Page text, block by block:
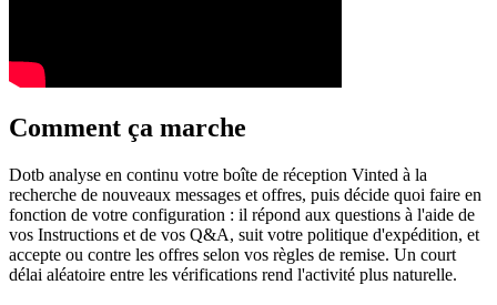
Comment ça marche
Dotb analyse en continu votre boîte de réception Vinted à la
recherche de nouveaux messages et offres, puis décide quoi faire en
fonction de votre configuration : il répond aux questions à l'aide de
vos Instructions et de vos Q&A, suit votre politique d'expédition, et
accepte ou contre les offres selon vos règles de remise. Un court
délai aléatoire entre les vérifications rend l'activité plus naturelle.